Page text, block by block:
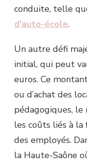
conduite, telle
d’auto-école.
Un autre défi
initial, qui peut
euros. Ce
ou d’achat des
pédagogiques, le
les coûts liés à
des employés.
la Haute-Saône